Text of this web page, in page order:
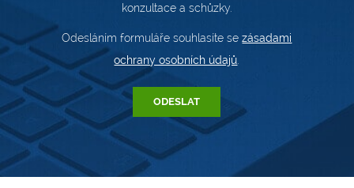
konzultace a schůzky.
Odesláním formuláře souhlasíte sezásadami
ochrany osobních údajů